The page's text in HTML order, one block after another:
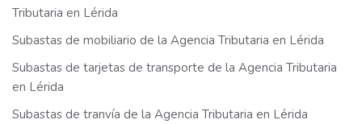
Tributaria en Lérida
Subastas de mobiliario de la Agencia Tributaria en Lérida
Subastas de tarjetas de transporte de la Agencia Tributaria
en Lérida
Subastas de tranvía de la Agencia Tributaria en Lérida